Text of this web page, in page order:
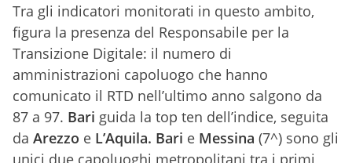
Tra gli indicatori monitorati in questo ambito,
figura la presenza del Responsabile per la
Transizione Digitale: il numero di
amministrazioni capoluogo che hanno
comunicato il RTD nell’ultimo anno salgono da
87 a 97. Bari guida la top ten dell’indice, seguita
da Arezzo e L’Aquila. Bari e Messina (7^) sono gli
unici due capoluoghi metropolitani tra i primi